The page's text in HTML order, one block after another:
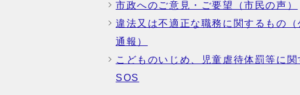
市政へのご意見・ご要望（市民の声）
違法又は不適正な職務に関するもの（
通報）
こどものいじめ、児童虐待体罰等に関
SOS